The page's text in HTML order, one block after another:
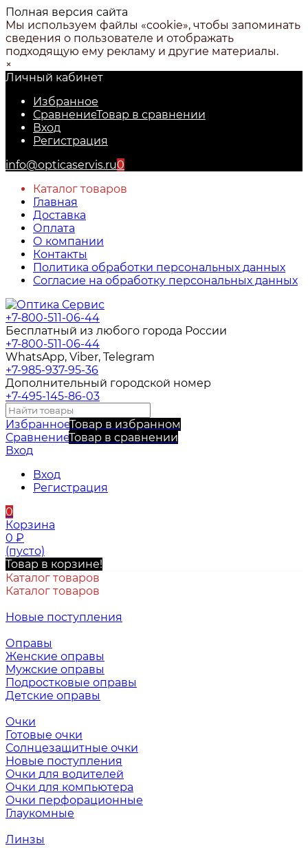
Полная версия сайта
Мы используем файлы «cookie», чтобы запоминать
сведения о пользователе и отображать
подходящую ему рекламу и другие материалы.
×
Личный кабинет
Избранное
СравнениеТовар в сравнении
Вход
Регистрация
info@opticaservis.ru0
Каталог товаров
Главная
Доставка
Оплата
О компании
Контакты
Политика обработки персональных данных
Согласие на обработку персональных данных
+7-800-511-06-44
Бесплатный из любого города России
+7-800-511-06-44
WhatsApp, Viber, Telegram
+7-985-937-95-36
Дополнительный городской номер
+7-495-145-86-03
ИзбранноеТовар в избранном
СравнениеТовар в сравнении
Вход
Вход
Регистрация
0
Корзина
0 ₽
(пусто)
Товар в корзине!
Каталог товаров
Каталог товаров
Новые поступления
Оправы
Женские оправы
Мужские оправы
Подростковые оправы
Детские оправы
Очки
Готовые очки
Солнцезащитные очки
Новые поступления
Очки для водителей
Очки для компьютера
Очки перфорационные
Глаукомные
Линзы